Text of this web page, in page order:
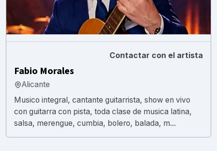
Contactar con el artista
Fabio Morales
Alicante
Musico integral, cantante guitarrista, show en vivo
con guitarra con pista, toda clase de musica latina,
salsa, merengue, cumbia, bolero, balada, m...